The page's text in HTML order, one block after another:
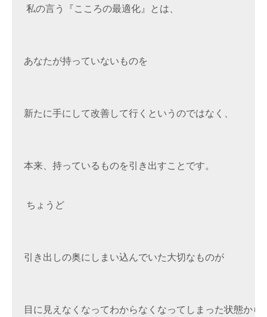
私の言う『こころの最適化』とは、
あなたが持っていないものを
新たに手にして改善して行くというのではなく、
本来、持っているものを引き出すことです。
ちょうど
引き出しの奥にしまい込んでいた大切なものが
目に見えなくなってわからなくなってしまった状態から